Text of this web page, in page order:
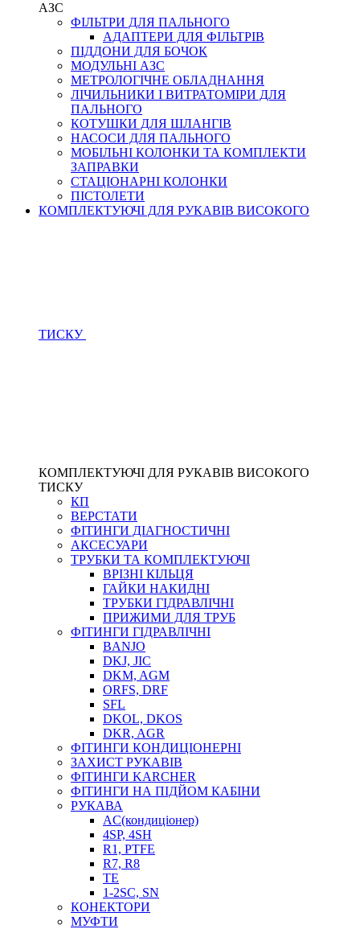
АЗС
ФІЛЬТРИ ДЛЯ ПАЛЬНОГО
АДАПТЕРИ ДЛЯ ФІЛЬТРІВ
ПІДДОНИ ДЛЯ БОЧОК
МОДУЛЬНІ АЗС
МЕТРОЛОГІЧНЕ ОБЛАДНАННЯ
ЛІЧИЛЬНИКИ І ВИТРАТОМІРИ ДЛЯ
ПАЛЬНОГО
КОТУШКИ ДЛЯ ШЛАНГІВ
НАСОСИ ДЛЯ ПАЛЬНОГО
МОБІЛЬНІ КОЛОНКИ ТА КОМПЛЕКТИ
ЗАПРАВКИ
СТАЦІОНАРНІ КОЛОНКИ
ПІСТОЛЕТИ
КОМПЛЕКТУЮЧІ ДЛЯ РУКАВІВ ВИСОКОГО
ТИСКУ
КОМПЛЕКТУЮЧІ ДЛЯ РУКАВІВ ВИСОКОГО
ТИСКУ
КП
ВЕРСТАТИ
ФІТИНГИ ДІАГНОСТИЧНІ
АКСЕСУАРИ
ТРУБКИ ТА КОМПЛЕКТУЮЧІ
ВРІЗНІ КІЛЬЦЯ
ГАЙКИ НАКИДНІ
ТРУБКИ ГІДРАВЛІЧНІ
ПРИЖИМИ ДЛЯ ТРУБ
ФІТИНГИ ГІДРАВЛІЧНІ
BANJO
DKJ, JIC
DKM, AGM
ORFS, DRF
SFL
DKOL, DKOS
DKR, AGR
ФІТИНГИ КОНДИЦІОНЕРНІ
ЗАХИСТ РУКАВІВ
ФІТИНГИ KARCHER
ФІТИНГИ НА ПІДЙОМ КАБІНИ
РУКАВА
AC(кондиціонер)
4SP, 4SH
R1, PTFE
R7, R8
TE
1-2SC, SN
КОНЕКТОРИ
МУФТИ